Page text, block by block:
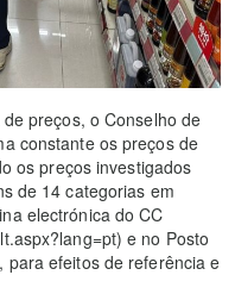
preços, o Conselho de
constante os preços de
os preços investigados
de 14 categorias em
electrónica do CC
e no Posto
para efeitos de referência e